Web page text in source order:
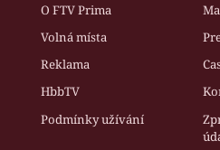
O FTV Prima
Volná místa
Reklama
HbbTV
Podmínky užívání